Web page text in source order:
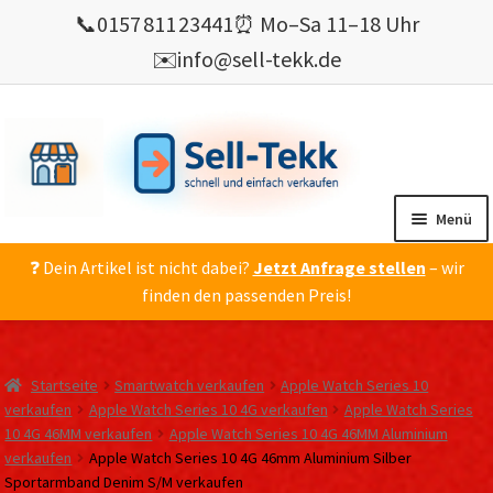
📞0157 811 23441⏰ Mo–Sa 11–18 Uhr
✉️info@sell-tekk.de
springen
springen
Menü
Mein Konto
Gebrauchte Elektronik verkaufen
💰 Bonusprogramm
Wie’s geht ?
❓ Dein Artikel ist nicht dabei? Jetzt Anfrage stellen – wir
finden den passenden Preis!
Startseite Smartwatch verkaufen
Apple Watch Series 10
verkaufen
Apple Watch Series 10 4G verkaufen
Apple Watch Series
10 4G 46MM verkaufen
Apple Watch Series 10 4G 46MM Aluminium
verkaufen
Apple Watch Series 10 4G 46mm Aluminium Silber
Sportarmband Denim S/M verkaufen